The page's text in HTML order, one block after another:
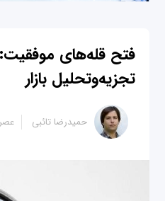
فتح قله‌های
تجزیه‌وتحلیل بازار
حمیدرضا تائبی